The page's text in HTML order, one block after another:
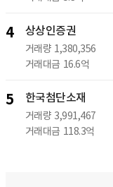
4 상상인증권
거래량 1,380,356
거래대금 16.6억
5 한국첨단소재
거래량 3,991,467
거래대금 118.3억